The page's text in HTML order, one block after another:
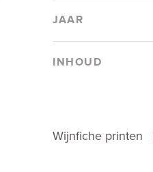
JAAR
INHOUD
Wijnfiche printen